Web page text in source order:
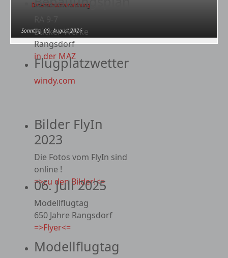
Datenschutzverordnung
Sonntag, 09. August 2026
Bücker-Werke
Rangsdorf
in der MAZ
Flugplatzwetter
windy.com
Bilder FlyIn
2023
Die Fotos vom FlyIn sind
online !
=>zu den Bilder!<=
06. Juli 2025
Modellflugtag
650 Jahre Rangsdorf
=>Flyer<=
Modellflugtag